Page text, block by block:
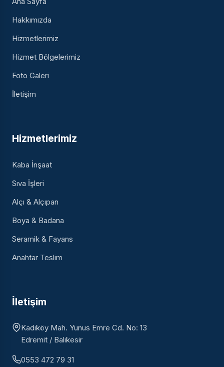
Hakkımızda
Hizmetlerimiz
Hizmet Bölgelerimiz
Foto Galeri
İletişim
Hizmetlerimiz
Kaba İnşaat
Sıva İşleri
Alçı & Alçıpan
Boya & Badana
Seramik & Fayans
Anahtar Teslim
İletişim
Kadıköy Mah. Yunus Emre Cd. No: 13
Edremit / Balıkesir
0553 472 79 31